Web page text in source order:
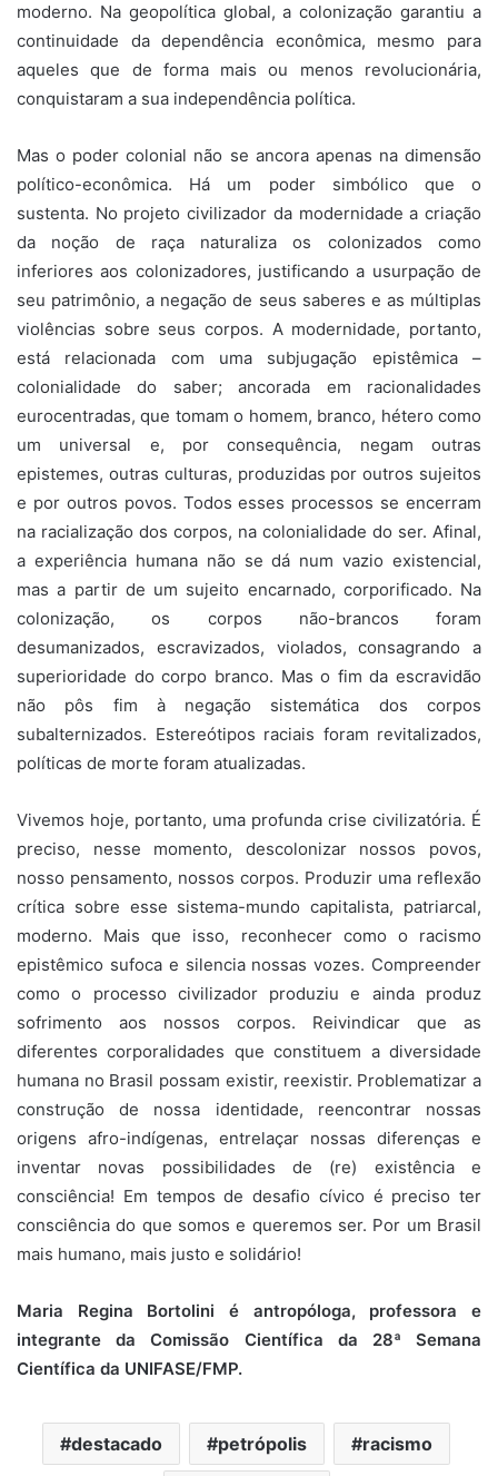
moderno. Na geopolítica global, a colonização garantiu a
continuidade da dependência econômica, mesmo para
aqueles que de forma mais ou menos revolucionária,
conquistaram a sua independência política.
Mas o poder colonial não se ancora apenas na dimensão
político-econômica. Há um poder simbólico que o
sustenta. No projeto civilizador da modernidade a criação
da noção de raça naturaliza os colonizados como
inferiores aos colonizadores, justificando a usurpação de
seu patrimônio, a negação de seus saberes e as múltiplas
violências sobre seus corpos. A modernidade, portanto,
está relacionada com uma subjugação epistêmica –
colonialidade do saber; ancorada em racionalidades
eurocentradas, que tomam o homem, branco, hétero como
um universal e, por consequência, negam outras
epistemes, outras culturas, produzidas por outros sujeitos
e por outros povos. Todos esses processos se encerram
na racialização dos corpos, na colonialidade do ser. Afinal,
a experiência humana não se dá num vazio existencial,
mas a partir de um sujeito encarnado, corporificado. Na
colonização, os corpos não-brancos foram
desumanizados, escravizados, violados, consagrando a
superioridade do corpo branco. Mas o fim da escravidão
não pôs fim à negação sistemática dos corpos
subalternizados. Estereótipos raciais foram revitalizados,
políticas de morte foram atualizadas.
Vivemos hoje, portanto, uma profunda crise civilizatória. É
preciso, nesse momento, descolonizar nossos povos,
nosso pensamento, nossos corpos. Produzir uma reflexão
crítica sobre esse sistema-mundo capitalista, patriarcal,
moderno. Mais que isso, reconhecer como o racismo
epistêmico sufoca e silencia nossas vozes. Compreender
como o processo civilizador produziu e ainda produz
sofrimento aos nossos corpos. Reivindicar que as
diferentes corporalidades que constituem a diversidade
humana no Brasil possam existir, reexistir. Problematizar a
construção de nossa identidade, reencontrar nossas
origens afro-indígenas, entrelaçar nossas diferenças e
inventar novas possibilidades de (re) existência e
consciência! Em tempos de desafio cívico é preciso ter
consciência do que somos e queremos ser. Por um Brasil
mais humano, mais justo e solidário!
Maria Regina Bortolini é antropóloga, professora e
integrante da Comissão Científica da 28ª Semana
Científica da UNIFASE/FMP.
destacado petrópolis racismo